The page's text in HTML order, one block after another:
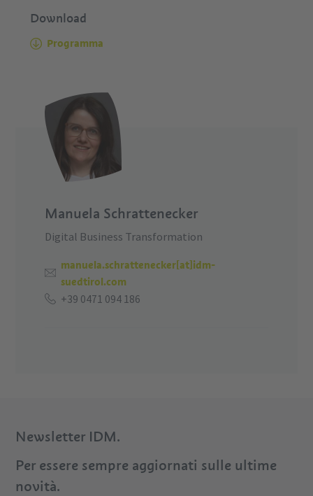
Download
Programma
Manuela Schrattenecker
Digital Business Transformation
manuela.schrattenecker[at]idm-
suedtirol.com
+39 0471 094 186
Newsletter IDM.
Per essere sempre aggiornati sulle ultime
novità.